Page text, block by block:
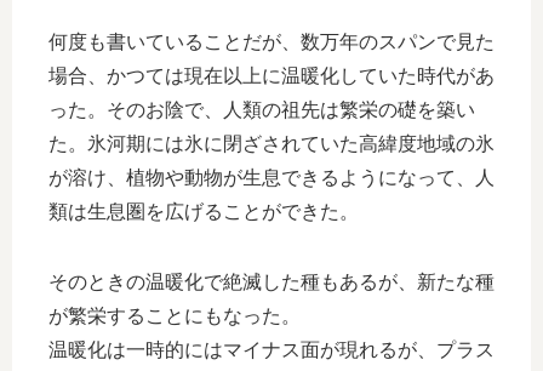
何度も書いていることだが、数万年のスパンで見た
場合、かつては現在以上に温暖化していた時代があ
った。そのお陰で、人類の祖先は繁栄の礎を築い
た。氷河期には氷に閉ざされていた高緯度地域の氷
が溶け、植物や動物が生息できるようになって、人
類は生息圏を広げることができた。
そのときの温暖化で絶滅した種もあるが、新たな種
が繁栄することにもなった。
温暖化は一時的にはマイナス面が現れるが、プラス